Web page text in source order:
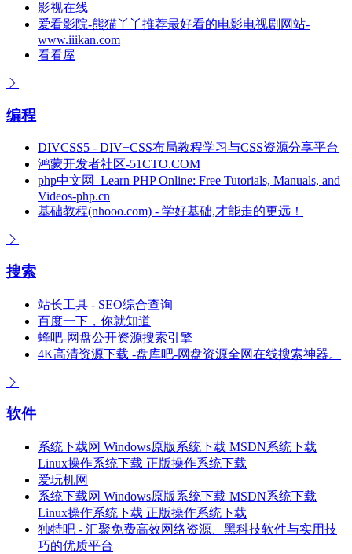
影视在线
爱看影院-熊猫丫丫推荐最好看的电影电视剧网站-
www.iiikan.com
看看屋
编程
DIVCSS5 - DIV+CSS布局教程学习与CSS资源分享平台
鸿蒙开发者社区-51CTO.COM
php中文网_Learn PHP Online: Free Tutorials, Manuals, and
Videos-php.cn
基础教程(nhooo.com) - 学好基础,才能走的更远！
搜索
站长工具 - SEO综合查询
百度一下，你就知道
蜂吧-网盘公开资源搜索引擎
4K高清资源下载 -盘库吧-网盘资源全网在线搜索神器。
软件
系统下载网 Windows原版系统下载 MSDN系统下载
Linux操作系统下载 正版操作系统下载
爱玩机网
系统下载网 Windows原版系统下载 MSDN系统下载
Linux操作系统下载 正版操作系统下载
独特吧 - 汇聚免费高效网络资源、黑科技软件与实用技
巧的优质平台